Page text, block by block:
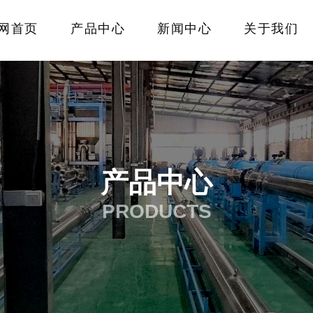
首页 产品中心 新闻中心 关于我们
产品中心
PRODUCTS